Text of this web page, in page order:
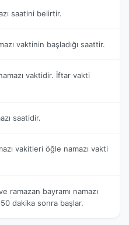
saatini belirtir.
vaktinin başladığı saattir.
vaktidir. İftar vakti
saatidir.
vakitleri öğle namazı vakti
ramazan bayramı namazı
dakika sonra başlar.